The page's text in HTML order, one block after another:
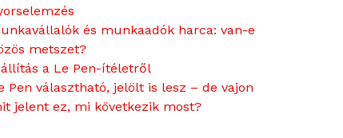
és munkaadók harca: van-e
metszet?
a Le Pen-ítéletről
Pen választható, jelölt is lesz – de vajon
jelent ez, mi következik most?